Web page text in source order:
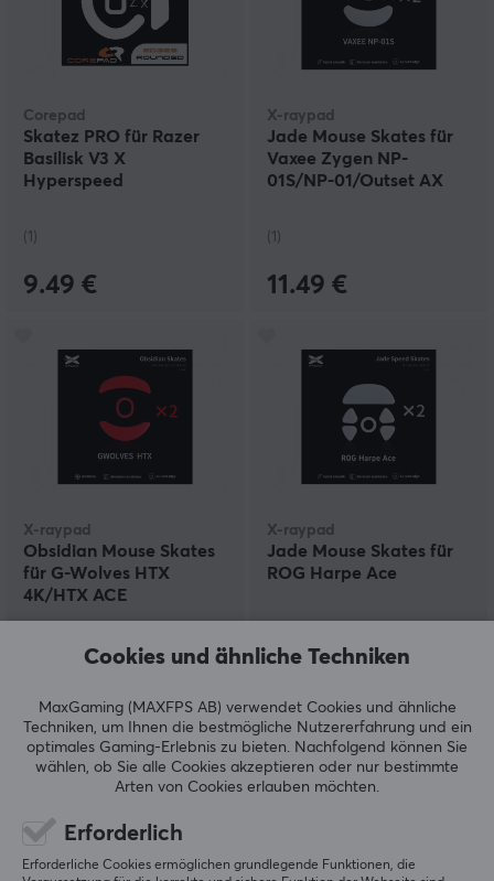
Corepad
Skatez PRO für Razer
Basilisk V3 X
Hyperspeed
(1)
9.49 €
X-raypad
Jade Mouse Skates für
Vaxee Zygen NP-
01S/NP-01/Outset AX
(1)
11.49 €
X-raypad
Obsidian Mouse Skates
für G-Wolves HTX
4K/HTX ACE
11.49 €
X-raypad
Jade Mouse Skates für
ROG Harpe Ace
(2)
11.49 €
SPARE 20%
Cookies und ähnliche Techniken
MaxGaming (MAXFPS AB) verwendet Cookies und ähnliche
Techniken, um Ihnen die bestmögliche Nutzererfahrung und ein
optimales Gaming-Erlebnis zu bieten.
Nachfolgend können Sie
wählen, ob Sie alle Cookies akzeptieren oder nur bestimmte
Arten von Cookies erlauben möchten.
Erforderlich
Erforderliche Cookies ermöglichen grundlegende Funktionen, die